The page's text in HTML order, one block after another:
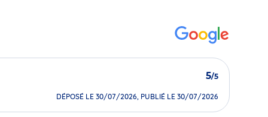
5/5
DÉPOSÉ LE 30/07/2026, PUBLIÉ LE 30/07/2026